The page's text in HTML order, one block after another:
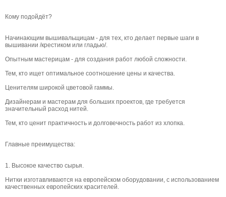
Кому подойдёт?
Начинающим вышивальщицам - для тех, кто делает первые шаги в
вышивании /крестиком или гладью/.
Опытным мастерицам - для создания работ любой сложности.
Тем, кто ищет оптимальное соотношение цены и качества.
Ценителям широкой цветовой гаммы.
Дизайнерам и мастерам для больших проектов, где требуется
значительный расход нитей.
Тем, кто ценит практичность и долговечность работ из хлопка.
Главные преимущества:
1. Высокое качество сырья.
Нитки изготавливаются на европейском оборудовании, с использованием
качественных европейских красителей.